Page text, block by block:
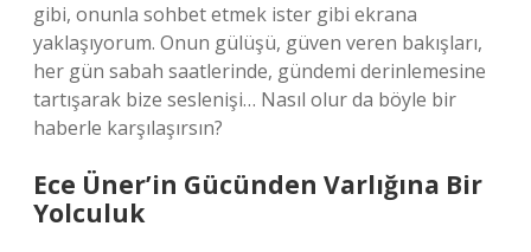
gibi, onunla sohbet etmek ister gibi ekrana
yaklaşıyorum. Onun gülüşü, güven veren bakışları,
her gün sabah saatlerinde, gündemi derinlemesine
tartışarak bize seslenişi… Nasıl olur da böyle bir
haberle karşılaşırsın?
Ece Üner’in Gücünden Varlığına Bir
Yolculuk